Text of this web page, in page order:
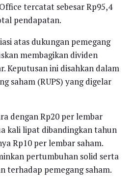
tercatat sebesar Rp95,4
pendapatan.
atas dukungan pemegang
membagikan dividen
Keputusan ini disahkan dalam
saham (RUPS) yang digelar
dengan Rp20 per lembar
kali lipat dibandingkan tahun
Rp10 per lembar saham.
pertumbuhan solid serta
terhadap pemegang saham.